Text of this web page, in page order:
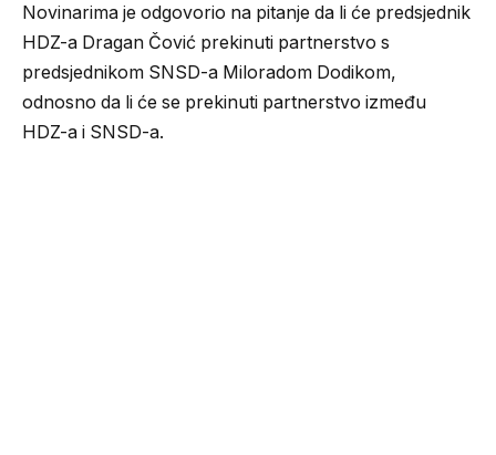
Novinarima je odgovorio na pitanje da li će predsjednik
HDZ-a Dragan Čović prekinuti partnerstvo s
predsjednikom SNSD-a Miloradom Dodikom,
odnosno da li će se prekinuti partnerstvo između
HDZ-a i SNSD-a.